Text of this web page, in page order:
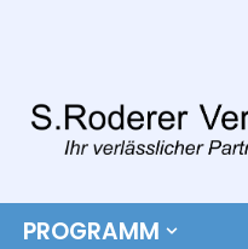
Inhalt
springen
PROGRAMM